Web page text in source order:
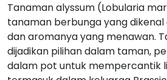
Tanaman alyssum (Lobularia
tanaman berbunga yang
dan aromanya yang menawan.
dijadikan pilihan dalam taman,
dalam pot untuk mempercantik